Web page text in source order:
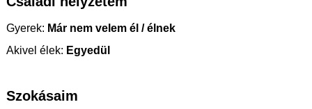
Gyerek: Már nem velem él / élnek
Akivel élek: Egyedül
Szokásaim